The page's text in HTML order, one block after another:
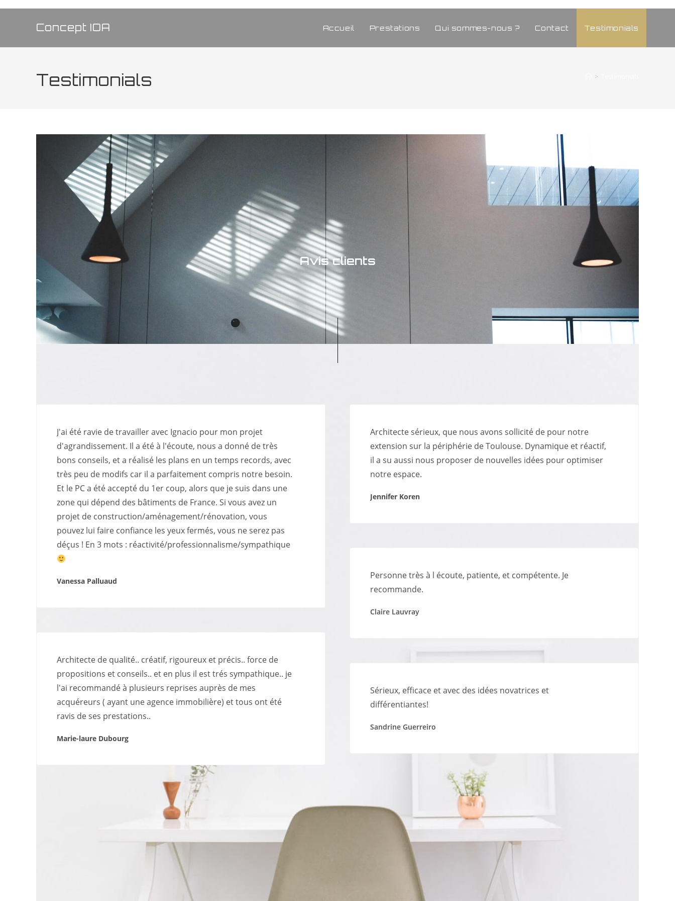
Concept IOA Accueil Prestations Qui sommes-nous ? Contact Testimonials
Testimonials >
Avis clients
J'ai été ravie de travailler avec Ignacio pour mon projet
d'agrandissement. Il a été à l'écoute, nous a donné de très
bons conseils, et a réalisé les plans en un temps records, avec
très peu de modifs car il a parfaitement compris notre besoin.
Et le PC a été accepté du 1er coup, alors que je suis dans une
zone qui dépend des bâtiments de France. Si vous avez un
projet de construction/aménagement/rénovation, vous
pouvez lui faire confiance les yeux fermés, vous ne serez pas
déçus ! En 3 mots : réactivité/professionnalisme/sympathique
Vanessa Palluaud
Architecte de qualité.. créatif, rigoureux et précis.. force de
propositions et conseils.. et en plus il est trés sympathique.. je
l'ai recommandé à plusieurs reprises auprès de mes
acquéreurs ( ayant une agence immobilière) et tous ont été
ravis de ses prestations..
Marie-laure Dubourg
Architecte sérieux, que nous avons sollicité de pour notre
extension sur la périphérie de Toulouse. Dynamique et réactif,
il a su aussi nous proposer de nouvelles idées pour optimiser
notre espace.
Jennifer Koren
Personne très à l écoute, patiente, et compétente. Je
recommande.
Claire Lauvray
Sérieux, efficace et avec des idées novatrices et
différentiantes!
Sandrine Guerreiro